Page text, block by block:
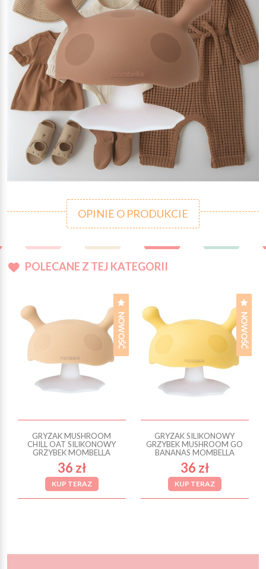
OPINIE O PRODUKCIE
POLECANE Z TEJ KATEGORII
GRYZAK MUSHROOM
CHILL OAT SILIKONOWY
GRZYBEK MOMBELLA
36 zł
KUP TERAZ
GRYZAK SILIKONOWY
GRZYBEK MUSHROOM GO
BANANAS MOMBELLA
36 zł
KUP TERAZ